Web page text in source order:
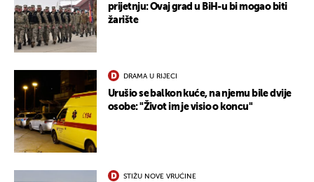
prijetnju: Ovaj grad u BiH-u bi mogao biti
žarište
DRAMA U RIJECI
Urušio se balkon kuće, na njemu bile dvije
osobe: "Život im je visio o koncu"
STIŽU NOVE VRUĆINE